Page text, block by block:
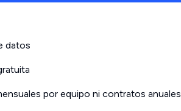
datos
por equipo ni contratos anuales